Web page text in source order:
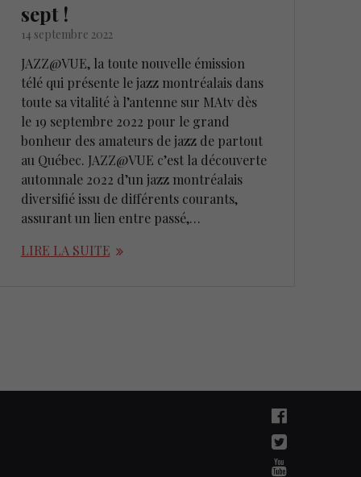
sept !
14 septembre 2022
JAZZ@VUE, la toute nouvelle émission
télé qui présente le jazz montréalais dans
toute sa vitalité à l’antenne sur MAtv dès
le 19 septembre 2022 pour le grand
bonheur des amateurs de jazz de partout
au Québec. JAZZ@VUE c’est la découverte
automnale 2022 d’un jazz montréalais
diversifié issu de différents courants,
assurant un lien entre passé,…
LIRE LA SUITE